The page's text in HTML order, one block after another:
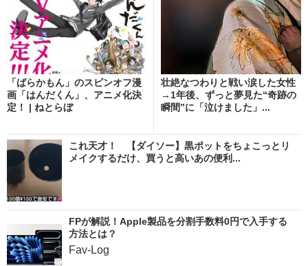
「ばらかもん」のスピンオフ漫
画「はんだくん」、アニメ化決
定！ | ねとらぼ
壮絶なつわりと戦い涙した女性
→1年後、ずっと夢見た“奇跡の
瞬間”に「泣けました」...
これ天才！ 【ダイソー】黒ポットをちょこっとリ
メイクするだけ、買うと高いあの便利...
FPが解説！Apple製品を分割手数料0円で入手する
方法とは？
Fav-Log